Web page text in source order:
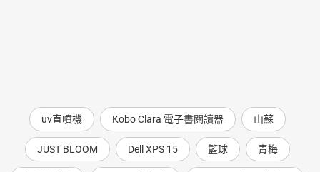
uv直噴機 Kobo Clara 電子書閱讀器 山蘇
JUST BLOOM Dell XPS 15 籃球 青梅